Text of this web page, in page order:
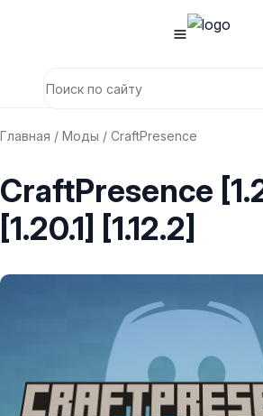
Главная / Моды / CraftPresence
CraftPresence
[1.20.1] [1.12.2]